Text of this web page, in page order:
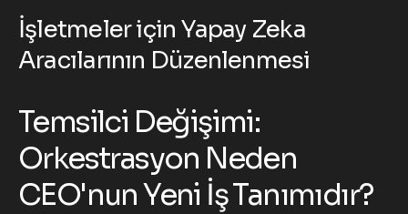
İşletmeler için Yapay Zeka
Aracılarının Düzenlenmesi
Temsilci Değişimi:
Orkestrasyon Neden
CEO'nun Yeni İş Tanımıdır?